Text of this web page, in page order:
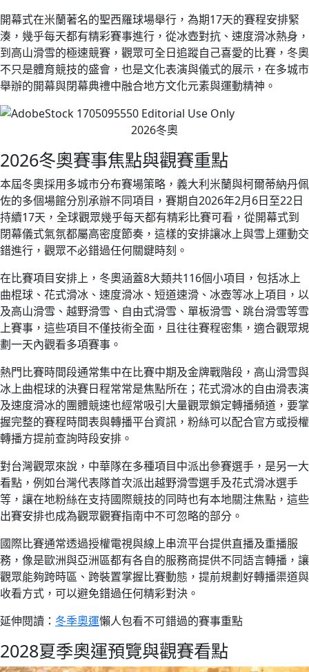
開幕式在米蘭著名的聖西羅球場舉行，為期17天的賽程安排緊
湊，幾乎每天都有精彩賽事進行，從冰壺對抗、速度滑冰熱身，
到高山滑雪的極速競賽，觀眾可全日追蹤自己喜愛的比賽，冬奧
不只是體育競技的盛會，也是文化表演與儀式的展示，在多城市
舉辦的開幕與閉幕典禮中融合地方文化元素與運動精神。
2026冬奧
2026冬奧賽事焦點與觀賽重點
本屆冬奧採用多城市分布賽場策略，義大利米蘭與柯爾蒂納丹佩
佐的多個場館分別承辦不同項目，賽期自2026年2月6日至22日
持續17天，全球觀眾幾乎每天都有精彩比賽可看，從開幕式到
閉幕儀式氣氛都屬高密度節奏，這樣的安排讓冰上與雪上運動交
錯進行，觀眾不必錯過任何關鍵時刻。
在比賽項目安排上，冬奧涵蓋8大類共116個小項目，包括冰上
曲棍球、花式滑冰、速度滑冰、短道速滑、冰壺等冰上項目，以
及高山滑雪、越野滑雪、自由式滑雪、單板滑雪、跳台滑雪等雪
上賽事，這些項目不僅技術全面，且往往賽程密集，適合觀眾規
劃一天內觀看多項賽事。
熱門比賽時間段通常集中在比賽中期及金牌戰階段，高山滑雪與
冰上曲棍球的決賽日程常常是焦點所在；花式滑冰的自由滑表演
及速度滑冰的團體競速也經常吸引大量觀眾鎖定轉播頻道，要掌
握完整的賽程時間表與轉播平台資訊，粉絲可以配合官方或授權
轉播方提前查詢時段安排。
對台灣觀眾來說，中華隊在多種項目中派出參賽選手，是另一大
看點，例如台灣代表隊首次派出越野滑雪選手及花式滑冰選手
等，讓在地粉絲在支持國際競技的同時也有本地關注焦點，這些
出賽安排也成為觀眾觀賽指南中不可忽略的部分。
國際比賽通常透過授權電視與線上串流平台提供直播及重播服
務，像是歐洲與亞洲區都有各自的服務商提供不同語言轉播，讓
觀眾能夠跨時區、跨裝置掌握比賽動態，提前規劃好轉播渠道與
收看方式，可以避免錯過任何精彩對決。
延伸閱讀： 冬季奧運懶人包看不可錯過的賽事重點
2028夏季奧運預覽與觀賽看點